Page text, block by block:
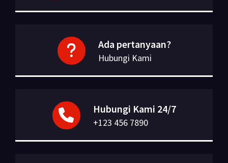
Ada pertanyaan?
Hubungi Kami
Hubungi Kami 24/7
+123 456 7890